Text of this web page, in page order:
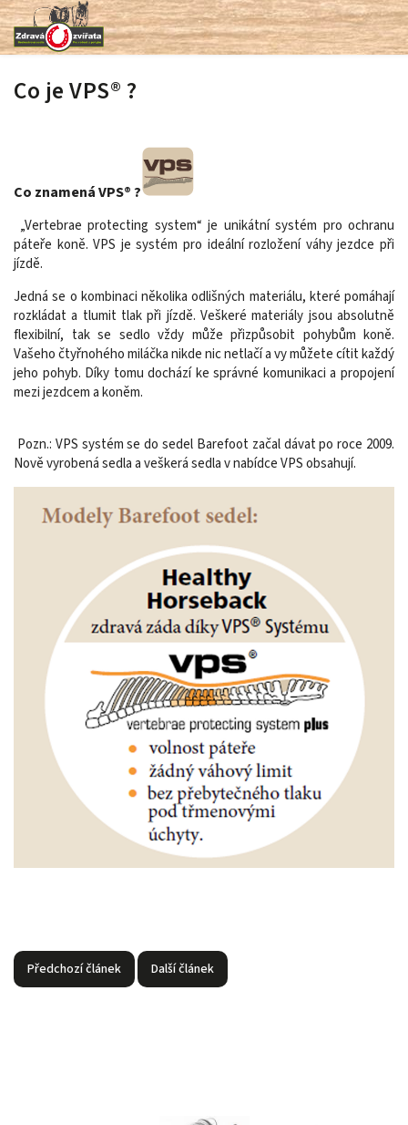
Co je VPS® ?
Co znamená VPS® ?
„Vertebrae protecting system“ je unikátní systém pro ochranu
páteře koně. VPS je systém pro ideální rozložení váhy jezdce při
jízdě.
Jedná se o kombinaci několika odlišných materiálu, které pomáhají
rozkládat a tlumit tlak při jízdě. Veškeré materiály jsou absolutně
flexibilní, tak se sedlo vždy může přizpůsobit pohybům koně.
Vašeho čtyřnohého miláčka nikde nic netlačí a vy můžete cítit každý
jeho pohyb. Díky tomu dochází ke správné komunikaci a propojení
mezi jezdcem a koněm.
Pozn.: VPS systém se do sedel Barefoot začal dávat po roce 2009.
Nově vyrobená sedla a veškerá sedla v nabídce VPS obsahují.
Předchozí článek Další článek